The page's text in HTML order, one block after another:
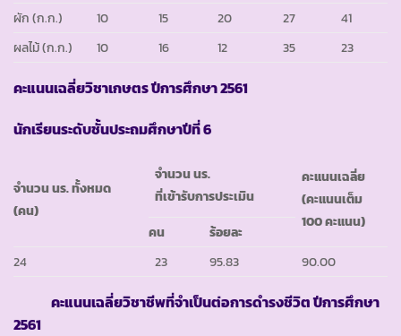
ผัก(ก.ก.) 10 15 20 27
41
ผลไม้(ก.ก.) 10 16 12 35 23
คะแนนเฉลี่ยวิชาเกษตร ปีการศึกษา 2561
นักเรียนระดับชั้นประถมศึกษาปีที่ 6
จำนวน นร. ทั้งหมด
(คน)
จำนวน นร.
ที่เข้ารับการประเมิน
คะแนนเฉลี่ย
(คะแนนเต็ม
100 คะแนน)
คน
ร้อยละ
24
23 95.83 90.00
คะแนนเฉลี่ยวิชาชีพที่จำเป็นต่อการดำรงชีวิต ปีการศึกษา
2561